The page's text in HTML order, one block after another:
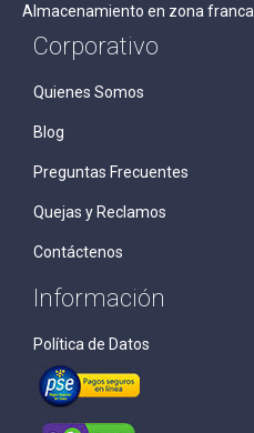
Almacenamiento en zona franca
Corporativo
Quienes Somos
Blog
Preguntas Frecuentes
Quejas y Reclamos
Contáctenos
Información
Política de Datos